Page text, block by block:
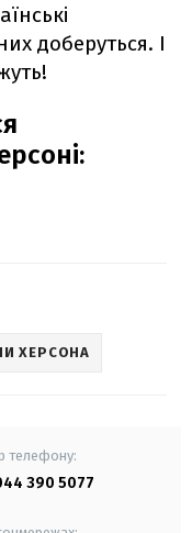
доберуться. І
ХЕРСОНА
телефону:
390 5077